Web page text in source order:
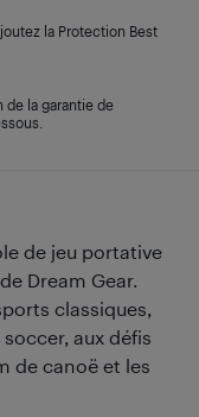
de jeu portative
Dream Gear.
classiques,
aux défis
de canoë et les
la Protection Best
de la garantie de